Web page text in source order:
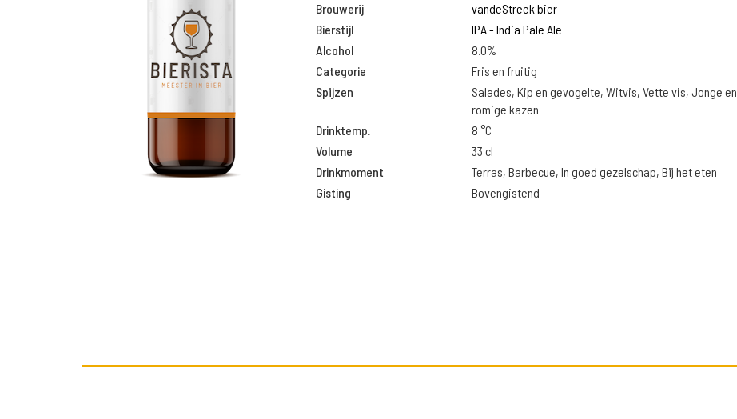
Brouwerij
vandeStreek bier
Bierstijl
IPA - India Pale Ale
Alcohol
8.0%
Categorie
Fris en fruitig
Spijzen
Salades, Kip en gevogelte, Witvis, Vette vis, Jonge en
romige kazen
Drinktemp.
8 °C
Volume
33 cl
Drinkmoment
Terras, Barbecue, In goed gezelschap, Bij het eten
Gisting
Bovengistend